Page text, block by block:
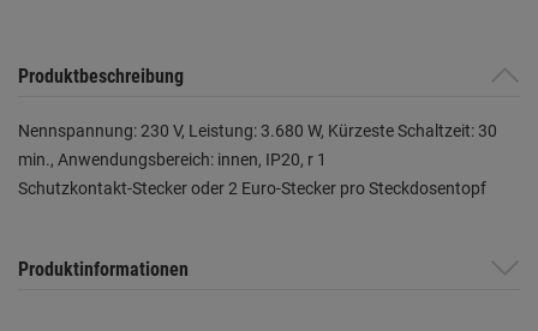
Produktbeschreibung
Nennspannung: 230 V, Leistung: 3.680 W, Kürzeste Schaltzeit: 30
min., Anwendungsbereich: innen, IP20, r 1
Schutzkontakt-Stecker oder 2 Euro-Stecker pro Steckdosentopf
Produktinformationen